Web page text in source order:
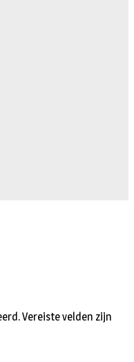
Vereiste velden zijn